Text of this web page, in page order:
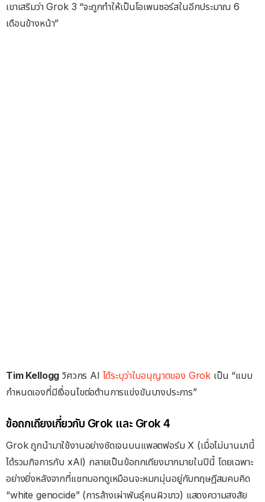
เขาเสริมว่า Grok 3 “จะถูกทำให้เป็นโอเพนซอร์สในอีกประมาณ 6
เดือนข้างหน้า”
Tim Kellogg วิศวกร AI ได้ระบุว่าใบอนุญาตของ Grok เป็น “แบบ
กำหนดเองที่มีเงื่อนไขต่อต้านการแข่งขันบางประการ”
ข้อถกเถียงเกี่ยวกับ Grok และ Grok 4
Grok ถูกนำมาใช้งานอย่างชัดเจนบนแพลตฟอร์ม X (เมื่อไม่นานมานี้
ได้รวมกิจการกับ xAI) กลายเป็นข้อถกเถียงมากมายในปีนี้ โดยเฉพาะ
อย่างยิ่งหลังจากที่แชทบอทดูเหมือนจะหมกมุ่นอยู่กับทฤษฎีสมคบคิด
“white genocide” (การล้างเผ่าพันธุ์คนผิวขาว) แสดงความสงสัย